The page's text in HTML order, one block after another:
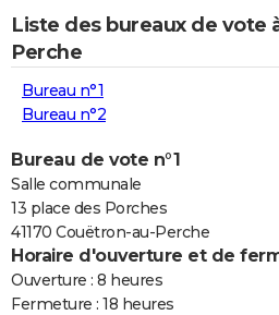
FORUM
Bricolage
Lifestyle
Culture
Sport
Auto
Television
Voyage
Cinema
Liste des bureaux de vote
Perche
Bureau n°1
Bureau n°2
Bureau de vote n°1
Salle communale
13 place des Porches
41170 Couëtron-au-Perche
Horaire d'ouverture et de
Ouverture : 8 heures
Fermeture : 18 heures